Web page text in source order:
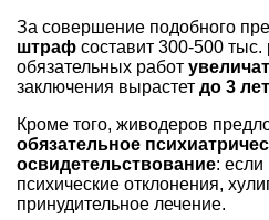
За совершение подобного
штраф составит 300-500 тыс.
обязательных работ
заключения вырастет до 3 лет
Кроме того, живодеров
обязательное
освидетельствование:
психические отклонения,
принудительное лечение.